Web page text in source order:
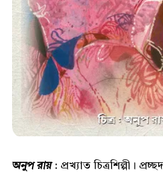
অনুপ রায়: প্রখ্যাত চিত্রশিল্পী।